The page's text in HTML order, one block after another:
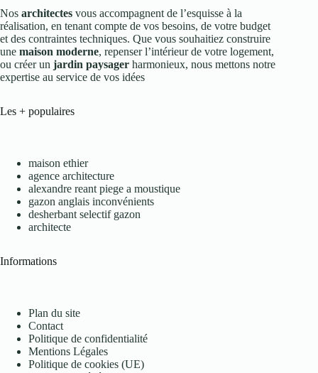
Nos architectes vous accompagnent de l’esquisse à la
réalisation, en tenant compte de vos besoins, de votre budget
et des contraintes techniques. Que vous souhaitiez construire
une maison moderne, repenser l’intérieur de votre logement,
ou créer un jardin paysager harmonieux, nous mettons notre
expertise au service de vos idées
Les + populaires
maison ethier
agence architecture
alexandre reant piege a moustique
gazon anglais inconvénients
desherbant selectif gazon
architecte
Informations
Plan du site
Contact
Politique de confidentialité
Mentions Légales
Politique de cookies (UE)